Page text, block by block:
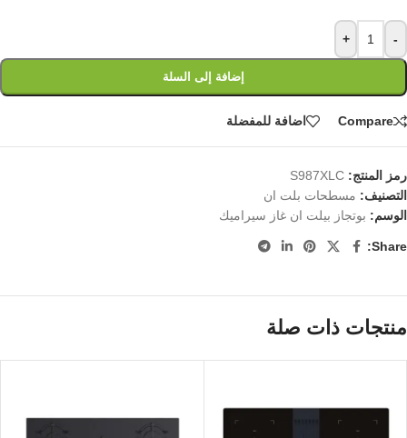
-
+
إضافة إلى السلة
Compare اضافة للمفضلة
رمز المنتج: S987XLC
التصنيف: مسطحات بلت ان
الوسم: بوتجاز بيلت ان غاز سيراميك
Share:
منتجات ذات صلة